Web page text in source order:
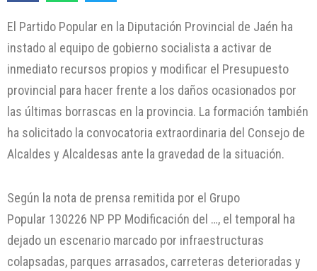
El Partido Popular en la Diputación Provincial de Jaén ha
instado al equipo de gobierno socialista a activar de
inmediato recursos propios y modificar el Presupuesto
provincial para hacer frente a los daños ocasionados por
las últimas borrascas en la provincia. La formación también
ha solicitado la convocatoria extraordinaria del Consejo de
Alcaldes y Alcaldesas ante la gravedad de la situación.
Según la nota de prensa remitida por el Grupo
Popular 130226 NP PP Modificación del …, el temporal ha
dejado un escenario marcado por infraestructuras
colapsadas, parques arrasados, carreteras deterioradas y